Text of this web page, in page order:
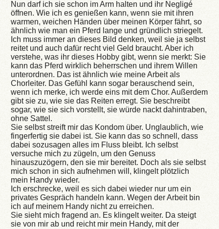
Nun darf ich sie schon im Arm halten und ihr Negligé
öffnen. Wie ich es genießen kann, wenn sie mit ihren
warmen, weichen Händen über meinen Körper fährt, so
ähnlich wie man ein Pferd lange und gründlich striegelt.
Ich muss immer an dieses Bild denken, weil sie ja selbst
reitet und auch dafür recht viel Geld braucht. Aber ich
verstehe, was ihr dieses Hobby gibt, wenn sie merkt: Sie
kann das Pferd wirklich beherrschen und ihrem Willen
unterordnen. Das ist ähnlich wie meine Arbeit als
Chorleiter. Das Gefühl kann sogar berauschend sein,
wenn ich merke, ich werde eins mit dem Chor. Außerdem
gibt sie zu, wie sie das Reiten erregt. Sie beschreibt
sogar, wie sie sich vorstellt, sie würde nackt dahintraben,
ohne Sattel.
Sie selbst streift mir das Kondom über. Unglaublich, wie
fingerfertig sie dabei ist. Sie kann das so schnell, dass
dabei sozusagen alles im Fluss bleibt. Ich selbst
versuche mich zu zügeln, um den Genuss
hinauszuzögern, den sie mir bereitet. Doch als sie selbst
mich schon in sich aufnehmen will, klingelt plötzlich
mein Handy wieder.
Ich erschrecke, weil es sich dabei wieder nur um ein
privates Gespräch handeln kann. Wegen der Arbeit bin
ich auf meinem Handy nicht zu erreichen.
Sie sieht mich fragend an. Es klingelt weiter. Da steigt
sie von mir ab und reicht mir mein Handy, mit der